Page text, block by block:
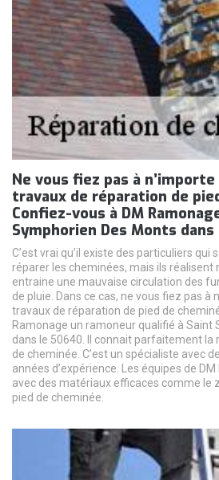
Ne vous fiez pas à
travaux de réparation de
Confiez-vous à DM
Symphorien Des Monts
C’est vrai qu’il existe des particuliers qui
réparer les cheminées, mais ils réalisent
entraine une mauvaise circulation des
de pluie. Dans ce cas, ne vous fiez pas à
travaux de réparation de pied de
Ramonage un ramoneur qualifié à Saint
dans le 50640. Il connait parfaitement la
de cheminée. C’est un spécialiste avec
années d’expérience. Les équipes de
avec des matériaux efficaces comme le
pied de cheminée.